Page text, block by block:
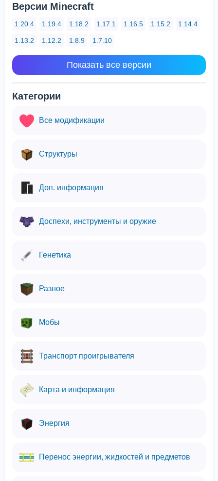
Версии Minecraft
1.20.4 1.19.4 1.18.2 1.17.1 1.16.5 1.15.2 1.14.4
1.13.2 1.12.2 1.8.9 1.7.10
Показать все версии
Категории
Все модификации
Структуры
Доп. информация
Доспехи, инструменты и оружие
Генетика
Разное
Мобы
Транспорт проигрывателя
Карта и информация
Энергия
Перенос энергии, жидкостей и предметов